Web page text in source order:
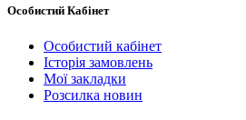
Особистий Кабінет
Особистий кабінет
Історія замовлень
Мої закладки
Розсилка новин